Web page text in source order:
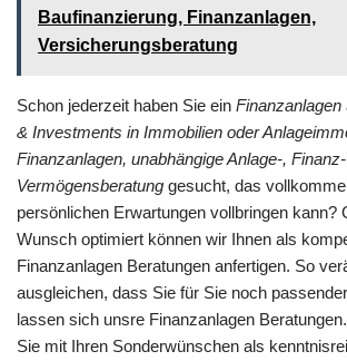
Baufinanzierung, Finanzanlagen,
Versicherungsberatung
Schon jederzeit haben Sie ein Finanzanlagen
& Investments in Immobilien oder
Finanzanlagen, unabhängige Anlage-,
Vermögensberatung gesucht, das
persönlichen Erwartungen vollbringen kann?
Wunsch optimiert können wir Ihnen als
Finanzanlagen Beratungen anfertigen. So
ausgleichen, dass Sie für Sie noch
lassen sich unsre Finanzanlagen
Sie mit Ihren Sonderwünschen als